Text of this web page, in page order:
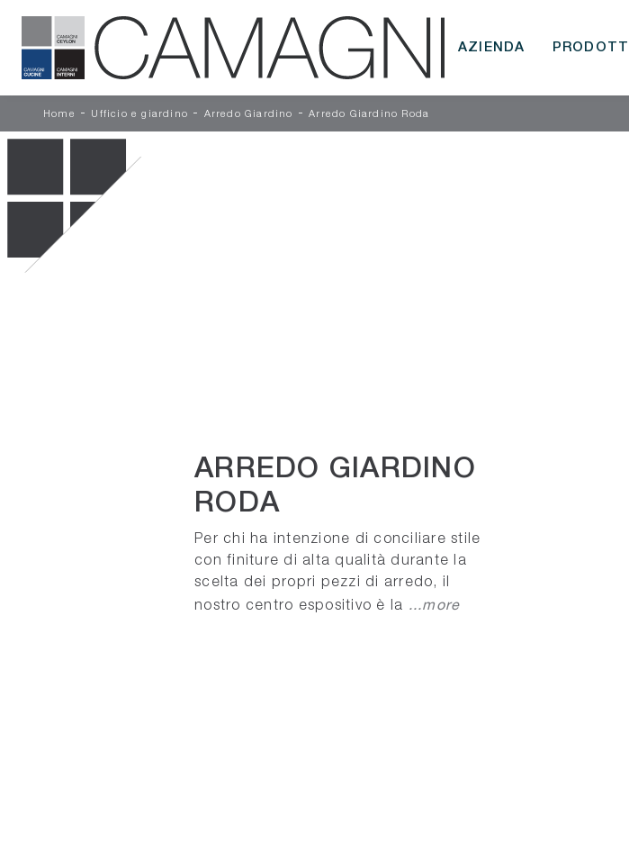
AZIENDA PRODOTTI
Home - Ufficio e giardino - Arredo Giardino -Arredo Giardino Roda
ARREDO GIARDINO
RODA
Per chi ha intenzione di conciliare stile
con finiture di alta qualità durante la
scelta dei propri pezzi di arredo, il
nostro centro espositivo è la ...more